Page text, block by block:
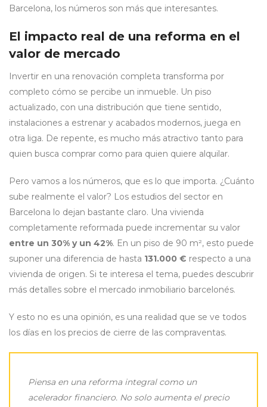
Barcelona, los números son más que interesantes.
El impacto real de una reforma en el
valor de mercado
Invertir en una renovación completa transforma por
completo cómo se percibe un inmueble. Un piso
actualizado, con una distribución que tiene sentido,
instalaciones a estrenar y acabados modernos, juega en
otra liga. De repente, es mucho más atractivo tanto para
quien busca comprar como para quien quiere alquilar.
Pero vamos a los números, que es lo que importa. ¿Cuánto
sube realmente el valor? Los estudios del sector en
Barcelona lo dejan bastante claro. Una vivienda
completamente reformada puede incrementar su valor
entre un 30% y un 42%. En un piso de 90 m², esto puede
suponer una diferencia de hasta 131.000 € respecto a una
vivienda de origen. Si te interesa el tema, puedes descubrir
más detalles sobre el mercado inmobiliario barcelonés.
Y esto no es una opinión, es una realidad que se ve todos
los días en los precios de cierre de las compraventas.
Piensa en una reforma integral como un
acelerador financiero. No solo aumenta el precio